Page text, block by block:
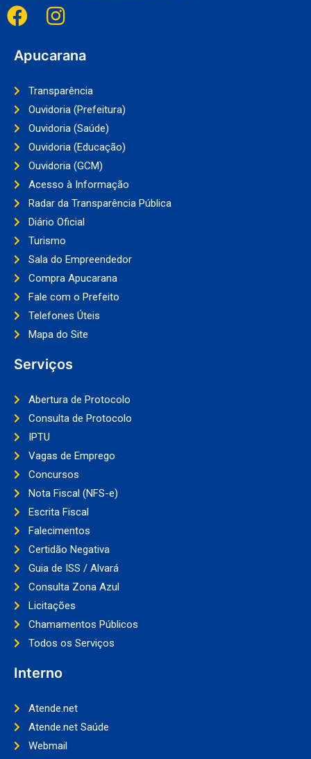
Apucarana
Transparência
Ouvidoria (Prefeitura)
Ouvidoria (Saúde)
Ouvidoria (Educação)
Ouvidoria (GCM)
Acesso à Informação
Radar da Transparência Pública
Diário Oficial
Turismo
Sala do Empreendedor
Compra Apucarana
Fale com o Prefeito
Telefones Úteis
Mapa do Site
Serviços
Abertura de Protocolo
Consulta de Protocolo
IPTU
Vagas de Emprego
Concursos
Nota Fiscal (NFS-e)
Escrita Fiscal
Falecimentos
Certidão Negativa
Guia de ISS / Alvará
Consulta Zona Azul
Licitações
Chamamentos Públicos
Todos os Serviços
Interno
Atende.net
Atende.net Saúde
Webmail